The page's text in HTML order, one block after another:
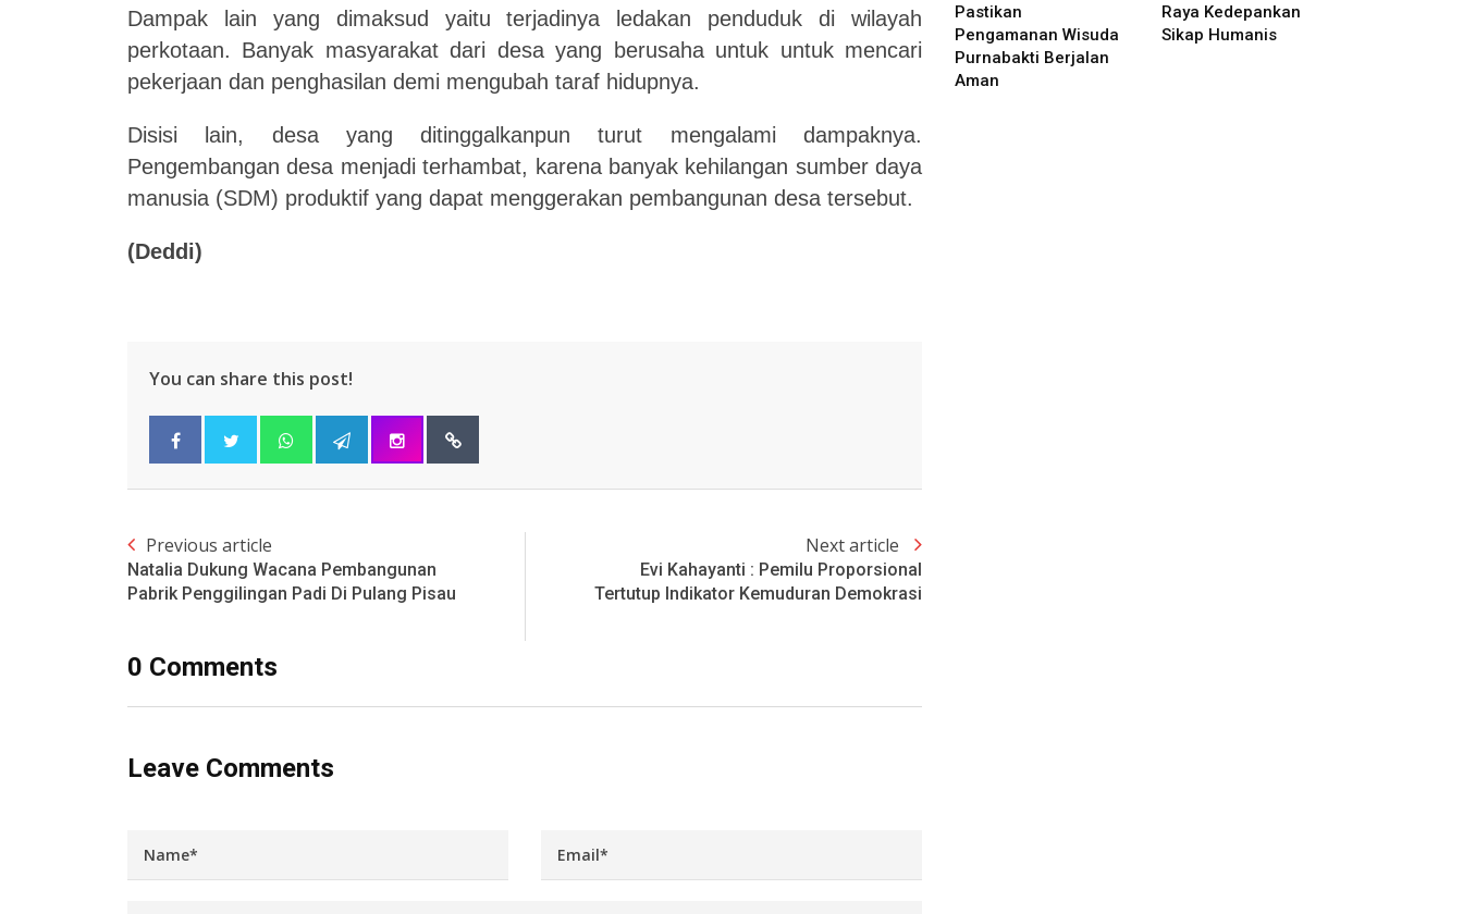
Dampak lain yang dimaksud yaitu terjadinya ledakan penduduk di wilayah
perkotaan. Banyak masyarakat dari desa yang berusaha untuk untuk mencari
pekerjaan dan penghasilan demi mengubah taraf hidupnya.
Disisi lain, desa yang ditinggalkanpun turut mengalami dampaknya.
Pengembangan desa menjadi terhambat, karena banyak kehilangan sumber daya
manusia (SDM) produktif yang dapat menggerakan pembangunan desa tersebut.
(Deddi)
You can share this post!
Previous article
Natalia Dukung Wacana Pembangunan
Pabrik Penggilingan Padi Di Pulang Pisau
Next article
Evi Kahayanti : Pemilu Proporsional
Tertutup Indikator Kemuduran Demokrasi
0 Comments
Leave Comments
Pastikan
Pengamanan Wisuda
Purnabakti Berjalan
Aman
Raya Kedepankan
Sikap Humanis